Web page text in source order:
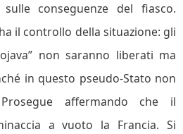
conseguenze del fiasco.
il controllo della situazione: gli
non saranno liberati ma
in questo pseudo-Stato non
affermando che il
a vuoto la Francia. Si